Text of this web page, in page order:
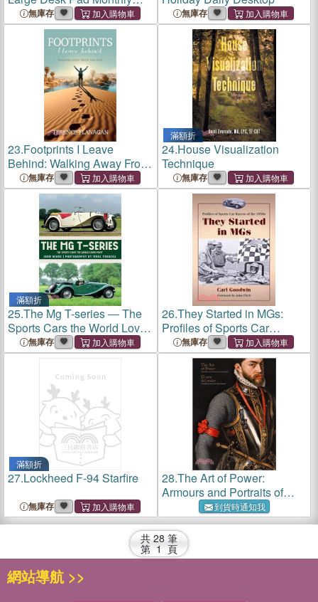
Blotter無庫存 無庫存
23.Footprints I Leave
Behind: Walking Away From
the Past
無庫存
滿額折
24.House Visualization
Technique
無庫存
滿額折
25.The Mg T-series ― The
Sports Cars the World Loved
First無庫存
26.They Started in MGs:
Profiles of Sports Car
Racers of the 1950s
無庫存
滿額折
27.Lockheed F-94 Starfire
無庫存
28.The Art of Power:
Armours and Portraits of
Imperial Spain到貨時通知我
共 28 筆
第 1 頁
網站導航 >>